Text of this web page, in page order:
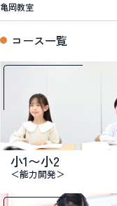
亀岡教室
コース一覧
小1〜小2
＜能力開発＞